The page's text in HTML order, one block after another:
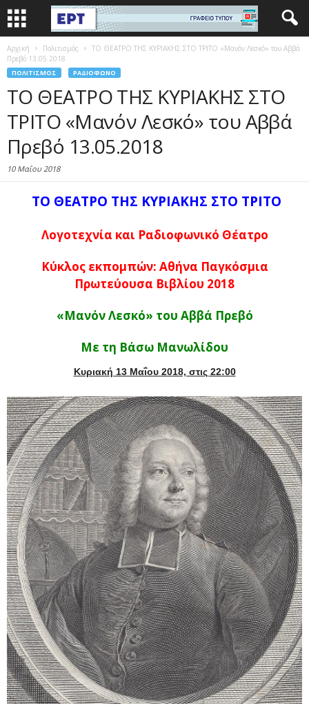
Αρχική Πολιτισμός
ΤΟ ΘΕΑΤΡΟ ΤΗΣ ΚΥΡΙΑΚΗΣ ΣΤΟ ΤΡΙΤΟ «Μανόν Λεσκό» του Αββά
Πρεβό 13.05.2018
ΠΟΛΙΤΙΣΜΌΣ ΡΑΔΙΌΦΩΝΟ
ΤΟ ΘΕΑΤΡΟ ΤΗΣ ΚΥΡΙΑΚΗΣ ΣΤΟ
ΤΡΙΤΟ «Μανόν Λεσκό» του Αββά
Πρεβό 13.05.2018
10 Μαΐου 2018
ΤΟ ΘΕΑΤΡΟ ΤΗΣ ΚΥΡΙΑΚΗΣ ΣΤΟ ΤΡΙΤΟ
Λογοτεχνία και Ραδιοφωνικό Θέατρο
Κύκλος εκπομπών: Αθήνα Παγκόσμια
Πρωτεύουσα Βιβλίου 2018
«Μανόν Λεσκό» του Αββά Πρεβό
Με τη Βάσω Μανωλίδου
Κυριακή 13 Μαΐου 2018, στις 22:00